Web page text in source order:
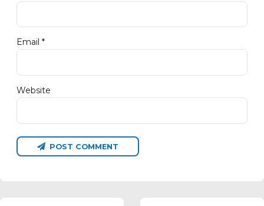
Email *
Website
POST COMMENT